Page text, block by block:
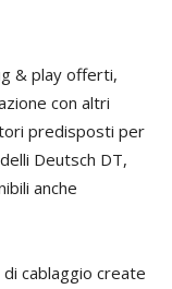
& play offerti,
con altri
predisposti per
Deutsch DT,
anche
cablaggio create